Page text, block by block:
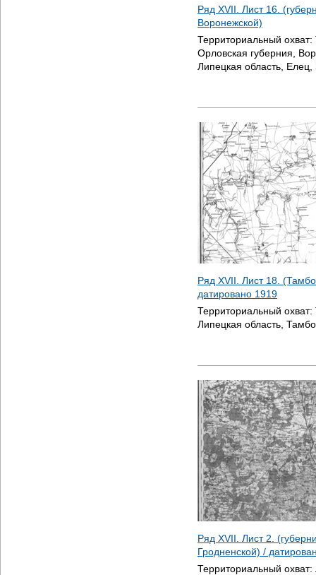
Ряд XVII. Лист 16.
Воронежской)
Территориальный охват:
Орловская губерния,
Липецкая область, Елец,
Ряд XVII. Лист 18.
датировано 1919
Территориальный охват:
Липецкая область,
Ряд XVII. Лист 2.
Гродненской) /
Территориальный охват: